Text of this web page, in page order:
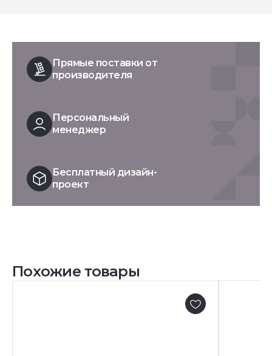
Прямые поставки от
производителя
Персональный
менеджер
Бесплатный дизайн-
проект
Похожие товары